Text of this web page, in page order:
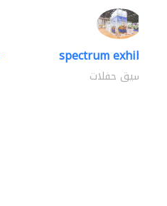
spectrum
تنسيق حفلات